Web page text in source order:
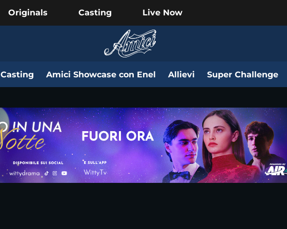
Originals Casting Live Now
Casting Amici Showcase con Enel Allievi Super Challenge